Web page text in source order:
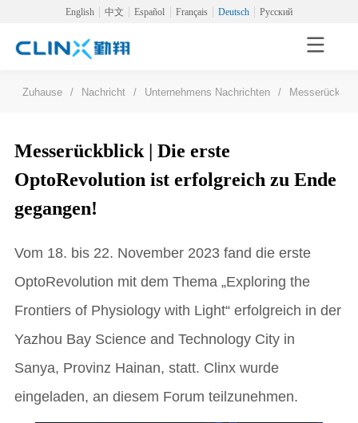
English 中文 Español Français Deutsch Русский
Zuhause / Nachricht / Unternehmens Nachrichten /
Messerückblick | Die erste
OptoRevolution ist erfolgreich zu Ende
gegangen!